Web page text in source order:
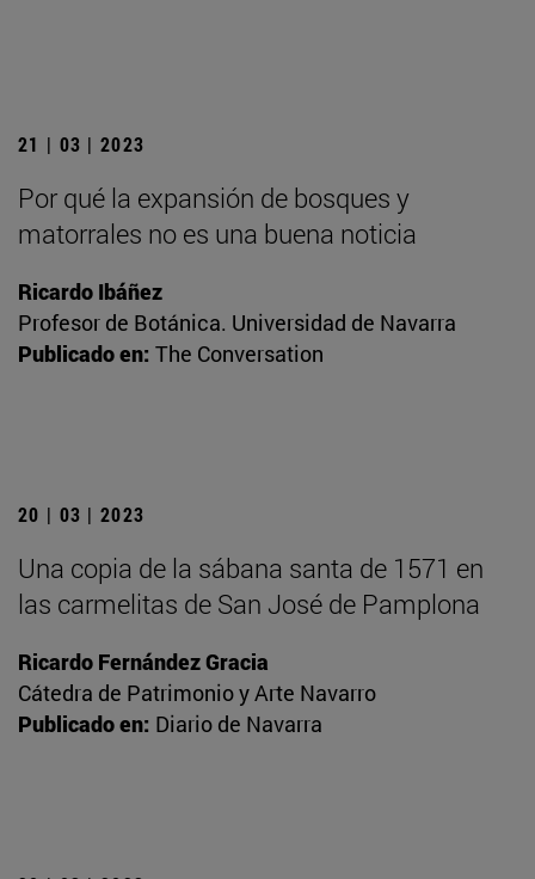
21 | 03 | 2023
Por qué la expansión de bosques y
matorrales no es una buena noticia
Ricardo Ibáñez
Profesor de Botánica. Universidad de Navarra
Publicado en: The Conversation
20 | 03 | 2023
Una copia de la sábana santa de 1571 en
las carmelitas de San José de Pamplona
Ricardo Fernández Gracia
Cátedra de Patrimonio y Arte Navarro
Publicado en: Diario de Navarra